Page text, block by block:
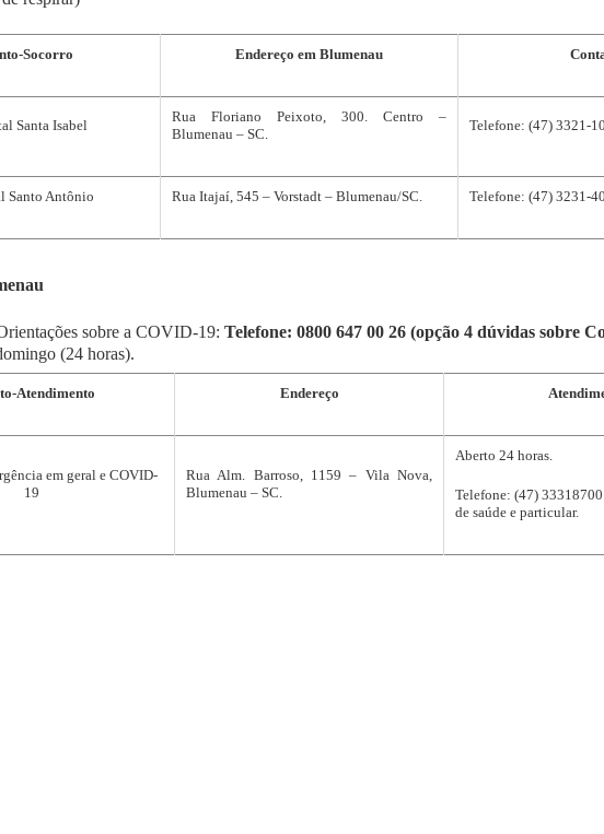
Socorro Endereço em Blumenau
Santa Isabel
Rua Floriano Peixoto, 300. Centro –
Blumenau – SC.
Telefone: (47) 3321-
Santo Antônio Rua Itajaí, 545 – Vorstadt – Blumenau/SC. Telefone: (47) 3231-
sobre a COVID-19: Telefone: 0800 647 00 26 (opção 4 dúvidas sobre
(24 horas).
Atendimento Endereço
em geral e COVID-
19
Rua Alm. Barroso, 1159 – Vila Nova,
Blumenau – SC.
Aberto 24 horas.
Telefone: (47)
de saúde e particular.